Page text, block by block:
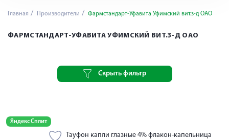
Главная Производители Фармстандарт-Уфавита Уфимский вит.з-д ОАО
ФАРМСТАНДАРТ-УФАВИТА УФИМСКИЙ ВИТ.З-Д ОАО
Скрыть фильтр
Яндекс Сплит
Тауфон капли глазные 4% флакон-капельница